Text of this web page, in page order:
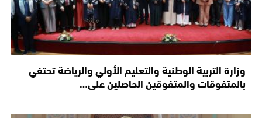
وزارة التربية الوطنية والتعليم الأولي والرياضة تحتفي
بالمتفوقات والمتفوقين الحاصلين على…